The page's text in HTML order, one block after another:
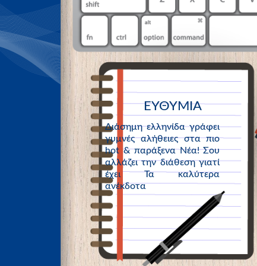
ΕΥΘΥΜΙΑ
Διάσημη ελληνίδα γράφει
γυμνές αλήθειες στα πιο
hot & παράξενα Νέα! Σου
αλλάζει την διάθεση γιατί
έχει Τα καλύτερα
ανέκδοτα